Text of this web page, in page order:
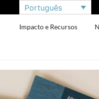
Português
Impacto e Recursos